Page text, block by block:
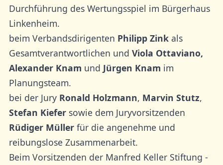
Durchführung des Wertungsspiel im Bürgerhaus
Linkenheim.
beim Verbandsdirigenten Philipp Zinkals
Gesamtverantwortlichen und Viola Ottaviano,
Alexander Knam und Jürgen Knam im
Planungsteam.
bei der Jury Ronald Holzmann, Marvin Stutz,
Stefan Kiefer sowie dem Juryvorsitzenden
Rüdiger Müller für die angenehme und
reibungslose Zusammenarbeit.
Beim Vorsitzenden der Manfred Keller Stiftung -